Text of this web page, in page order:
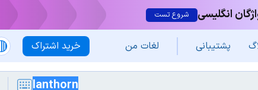
انگلیسی شروع تست
خرید اشتراک پشتیبانی لغات من